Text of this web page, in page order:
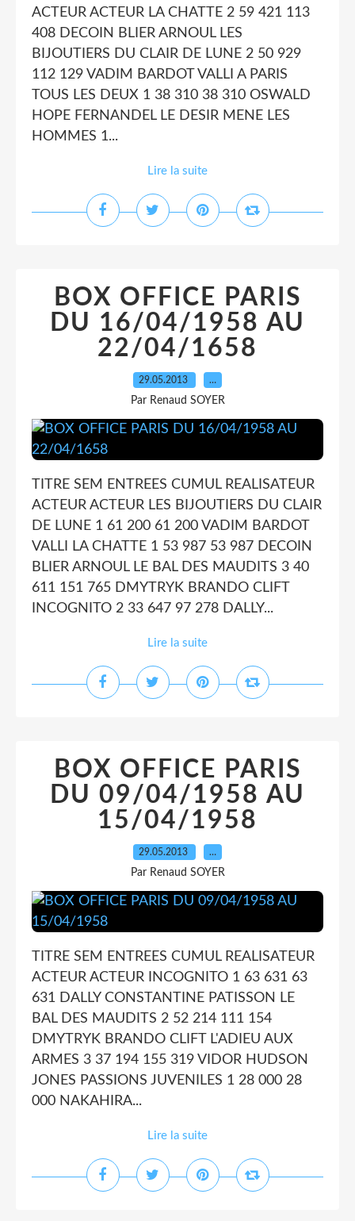
ACTEUR ACTEUR LA CHATTE 2 59 421 113
408 DECOIN BLIER ARNOUL LES
BIJOUTIERS DU CLAIR DE LUNE 2 50 929
112 129 VADIM BARDOT VALLI A PARIS
TOUS LES DEUX 1 38 310 38 310 OSWALD
HOPE FERNANDEL LE DESIR MENE LES
HOMMES 1...
Lire la suite
BOX OFFICE PARIS
DU 16/04/1958 AU
22/04/1658
29.05.2013 …
Par Renaud SOYER
TITRE SEM ENTREES CUMUL REALISATEUR
ACTEUR ACTEUR LES BIJOUTIERS DU CLAIR
DE LUNE 1 61 200 61 200 VADIM BARDOT
VALLI LA CHATTE 1 53 987 53 987 DECOIN
BLIER ARNOUL LE BAL DES MAUDITS 3 40
611 151 765 DMYTRYK BRANDO CLIFT
INCOGNITO 2 33 647 97 278 DALLY...
Lire la suite
BOX OFFICE PARIS
DU 09/04/1958 AU
15/04/1958
29.05.2013 …
Par Renaud SOYER
TITRE SEM ENTREES CUMUL REALISATEUR
ACTEUR ACTEUR INCOGNITO 1 63 631 63
631 DALLY CONSTANTINE PATISSON LE
BAL DES MAUDITS 2 52 214 111 154
DMYTRYK BRANDO CLIFT L'ADIEU AUX
ARMES 3 37 194 155 319 VIDOR HUDSON
JONES PASSIONS JUVENILES 1 28 000 28
000 NAKAHIRA...
Lire la suite